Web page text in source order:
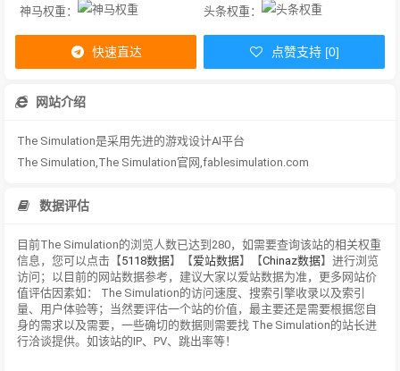
神马权重： 头条权重：
快速直达 点赞支持 [0]
网站介绍
The Simulation是采用先进的游戏设计AI平台
The Simulation,The Simulation官网,fablesimulation.com
数据评估
目前The Simulation的浏览人数已达到280，如需要查询该站的相关权重
信息，您可以点击【5118数据】【爱站数据】【Chinaz数据】进行浏览
访问；以目前的网站数据参考，建议大家以爱站数据为准，更多网站价
值评估因素如： The Simulation的访问速度、搜索引擎收录以及索引
量、用户体验等；当然要评估一个站的价值，最主要还是需要根据您自
身的需求以及需要，一些确切的数据则需要找 The Simulation的站长进
行洽谈提供。如该站的IP、PV、跳出率等！